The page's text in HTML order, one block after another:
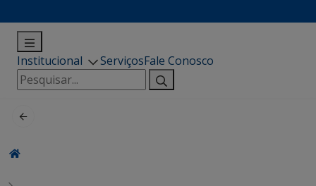
Institucional ServiçosFale Conosco
Pesquisar
por: